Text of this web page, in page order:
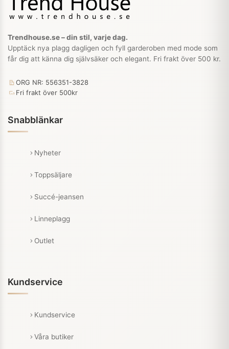
Trendhouse.se – din stil, varje dag.
Upptäck nya plagg dagligen och fyll garderoben med mode som
får dig att känna dig självsäker och elegant. Fri frakt över 500 kr.
ORG NR: 556351-3828
Fri frakt över 500kr
Snabblänkar
Nyheter
Toppsäljare
Succé-jeansen
Linneplagg
Outlet
Kundservice
Kundservice
Våra butiker